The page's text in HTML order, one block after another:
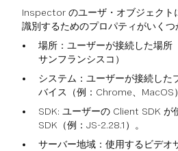
Inspector のユーザ・オブジェクト
識別するためのプロパティがいくつ
場所：ユーザーが接続した場所
サンフランシスコ）
システム：ユーザーが接続し
バイス（例：Chrome、MacOS）
SDK: ユーザーの Client SDK が
SDK（例：JS-2.28.1）。
サーバー地域：使用するビデオ